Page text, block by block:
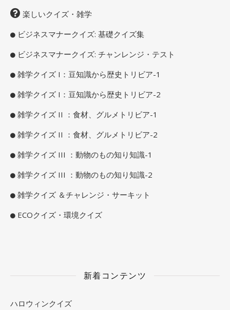
楽しいクイズ・雑学
ビジネスマナークイズ: 基礎クイズ集
ビジネスマナークイズ: チャンレンジ・テスト
雑学クイズ I：豆知識から歴史トリビア-1
雑学クイズ I：豆知識から歴史トリビア-2
雑学クイズ II ：食材、グルメトリビア-1
雑学クイズ II ：食材、グルメトリビア-2
雑学クイズ III ：動物のもの知り知識-1
雑学クイズ III ：動物のもの知り知識-2
雑学クイズ ＆チャレンジ・サーキット
ECOクイズ・環境クイズ
新着コンテンツ
ハロウィンクイズ